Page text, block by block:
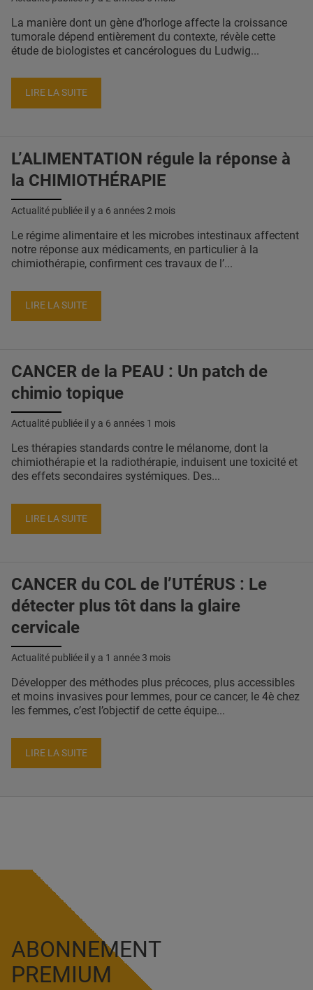
La manière dont un gène d’horloge affecte la croissance
tumorale dépend entièrement du contexte, révèle cette
étude de biologistes et cancérologues du Ludwig...
LIRE LA SUITE
L’ALIMENTATION régule la réponse à
la CHIMIOTHÉRAPIE
Actualité publiée il y a 6 années 2 mois
Le régime alimentaire et les microbes intestinaux affectent
notre réponse aux médicaments, en particulier à la
chimiothérapie, confirment ces travaux de l’...
LIRE LA SUITE
CANCER de la PEAU : Un patch de
chimio topique
Actualité publiée il y a 6 années 1 mois
Les thérapies standards contre le mélanome, dont la
chimiothérapie et la radiothérapie, induisent une toxicité et
des effets secondaires systémiques. Des...
LIRE LA SUITE
CANCER du COL de l’UTÉRUS : Le
détecter plus tôt dans la glaire
cervicale
Actualité publiée il y a 1 année 3 mois
Développer des méthodes plus précoces, plus accessibles
et moins invasives pour lemmes, pour ce cancer, le 4è chez
les femmes, c’est l’objectif de cette équipe...
LIRE LA SUITE
ABONNEMENT
PREMIUM